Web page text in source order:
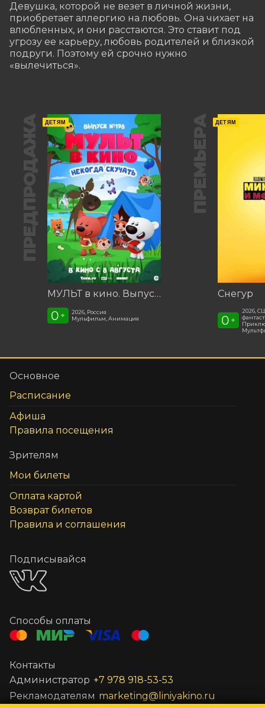
Девушка, которой не везет в личной жизни,
приобретает аллергию на любовь. Она чихает на
влюбленных, и они расстаются. Это ставит под
угрозу ее карьеру, любовь родителей и близкой
подруги. Поэтому ей срочно нужно
«вылечиться».
ПРЕДПРОДАЖА ДЕТЯМ
МУЛЬТ в кино. Выпуск №198. Некогда скучать
0 +
2026, Россия
Мульфильм, Анимация
ПРЕМЬЕРА ДЕТЯМ
Снегур
0 +
2026,
Основное
Расписание
Афиша
Правила посещения
Зрителям
Мои билеты
Оплата картой
Возврат билетов
Правила и соглашения
Подписывайся
Способы оплаты
Контакты
Администратор +7 978 918-53-53
Рекламодателям marketing@liniyakino.ru